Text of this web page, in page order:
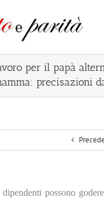
per il papà
precisazioni
possono